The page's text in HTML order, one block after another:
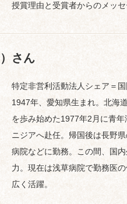
授賞理由と受賞者からのメッ
さん
特定非営利活動法人シェア＝
1947年、愛知県生まれ。北海
を歩み始めた1977年2月に青
ニジアへ赴任。帰国後は長野
病院などに勤務。この間、国
力。現在は浅草病院で勤務医
広く活躍。